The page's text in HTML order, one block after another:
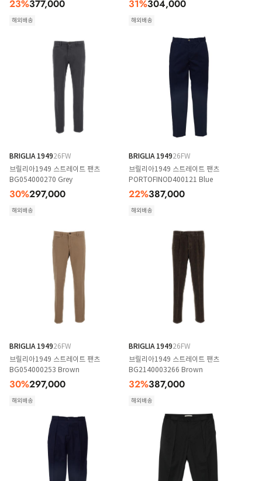
23%377,000
해외배송
31%304,000
해외배송
BRIGLIA 194926FW
브릴리아1949 스트레이트 팬츠
BG054000270 Grey
30%297,000
해외배송
BRIGLIA 194926FW
브릴리아1949 스트레이트 팬츠
PORTOFINOD400121 Blue
22%387,000
해외배송
BRIGLIA 194926FW
브릴리아1949 스트레이트 팬츠
BG054000253 Brown
30%297,000
해외배송
BRIGLIA 194926FW
브릴리아1949 스트레이트 팬츠
BG2140003266 Brown
32%387,000
해외배송